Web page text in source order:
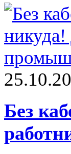
Без